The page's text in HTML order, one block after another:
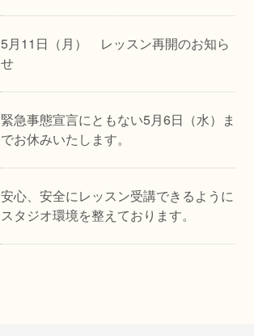
5月11日（月） レッスン再開のお知ら
せ
緊急事態宣言にともない5月6日（水）ま
でお休みいたします。
安心、安全にレッスン受講できるように
スタジオ環境を整えております。